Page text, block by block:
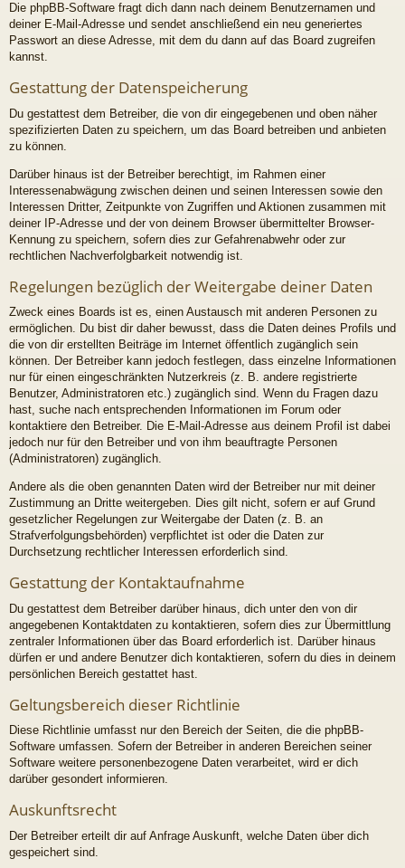
Die phpBB-Software fragt dich dann nach deinem Benutzernamen und
deiner E-Mail-Adresse und sendet anschließend ein neu generiertes
Passwort an diese Adresse, mit dem du dann auf das Board zugreifen
kannst.
Gestattung der Datenspeicherung
Du gestattest dem Betreiber, die von dir eingegebenen und oben näher
spezifizierten Daten zu speichern, um das Board betreiben und anbieten
zu können.
Darüber hinaus ist der Betreiber berechtigt, im Rahmen einer
Interessenabwägung zwischen deinen und seinen Interessen sowie den
Interessen Dritter, Zeitpunkte von Zugriffen und Aktionen zusammen mit
deiner IP-Adresse und der von deinem Browser übermittelter Browser-
Kennung zu speichern, sofern dies zur Gefahrenabwehr oder zur
rechtlichen Nachverfolgbarkeit notwendig ist.
Regelungen bezüglich der Weitergabe deiner Daten
Zweck eines Boards ist es, einen Austausch mit anderen Personen zu
ermöglichen. Du bist dir daher bewusst, dass die Daten deines Profils und
die von dir erstellten Beiträge im Internet öffentlich zugänglich sein
können. Der Betreiber kann jedoch festlegen, dass einzelne Informationen
nur für einen eingeschränkten Nutzerkreis (z. B. andere registrierte
Benutzer, Administratoren etc.) zugänglich sind. Wenn du Fragen dazu
hast, suche nach entsprechenden Informationen im Forum oder
kontaktiere den Betreiber. Die E-Mail-Adresse aus deinem Profil ist dabei
jedoch nur für den Betreiber und von ihm beauftragte Personen
(Administratoren) zugänglich.
Andere als die oben genannten Daten wird der Betreiber nur mit deiner
Zustimmung an Dritte weitergeben. Dies gilt nicht, sofern er auf Grund
gesetzlicher Regelungen zur Weitergabe der Daten (z. B. an
Strafverfolgungsbehörden) verpflichtet ist oder die Daten zur
Durchsetzung rechtlicher Interessen erforderlich sind.
Gestattung der Kontaktaufnahme
Du gestattest dem Betreiber darüber hinaus, dich unter den von dir
angegebenen Kontaktdaten zu kontaktieren, sofern dies zur Übermittlung
zentraler Informationen über das Board erforderlich ist. Darüber hinaus
dürfen er und andere Benutzer dich kontaktieren, sofern du dies in deinem
persönlichen Bereich gestattet hast.
Geltungsbereich dieser Richtlinie
Diese Richtlinie umfasst nur den Bereich der Seiten, die die phpBB-
Software umfassen. Sofern der Betreiber in anderen Bereichen seiner
Software weitere personenbezogene Daten verarbeitet, wird er dich
darüber gesondert informieren.
Auskunftsrecht
Der Betreiber erteilt dir auf Anfrage Auskunft, welche Daten über dich
gespeichert sind.